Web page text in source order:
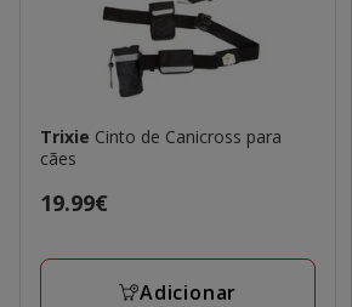
Trixie Cinto de Canicross para
cães
Preço
19.99€
Adicionar